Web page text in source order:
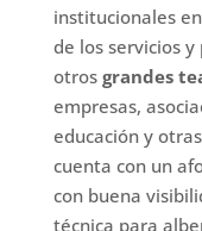
institucionales
de los servicios
otros grandes
empresas,
educación y
cuenta con un
con buena
técnica para